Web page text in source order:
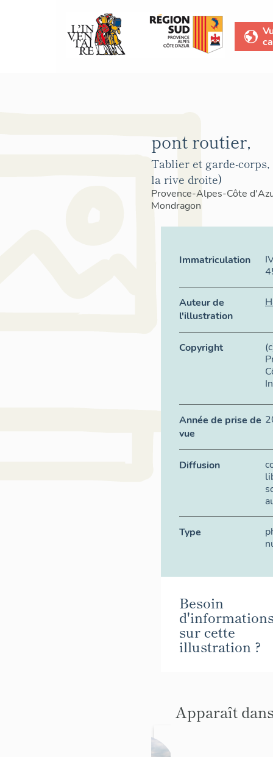
pont routier,
Tablier et garde-
la rive droite)
Provence-Alpes-Côte
Mondragon
Immatriculation
Auteur de
l'illustration
Copyright
Année de prise de
vue
Diffusion
Type
Besoin
sur cette
illustration ?
Apparaît